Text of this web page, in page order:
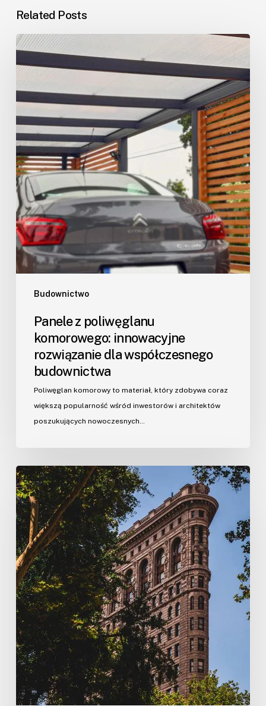
Related Posts
Budownictwo
Panele z poliwęglanu
komorowego: innowacyjne
rozwiązanie dla współczesnego
budownictwa
Poliwęglan komorowy to materiał, który zdobywa coraz
większą popularność wśród inwestorów i architektów
poszukujących nowoczesnych…